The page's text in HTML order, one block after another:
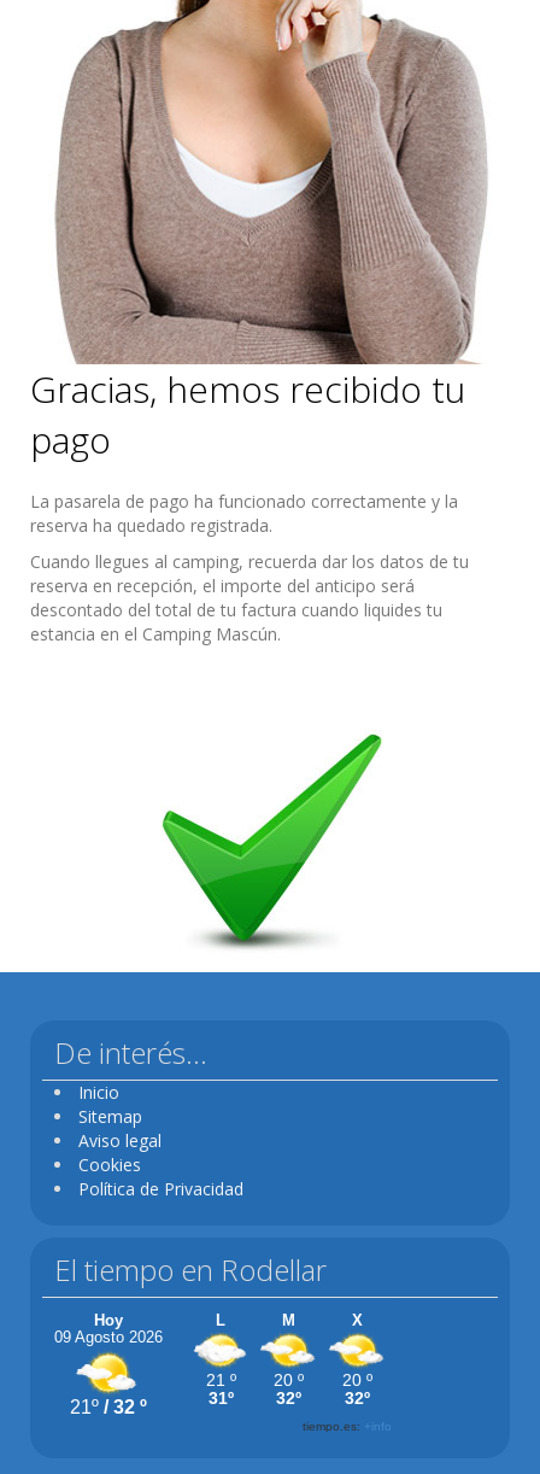
Gracias, hemos recibido tu
pago
La pasarela de pago ha funcionado correctamente y la
reserva ha quedado registrada.
Cuando llegues al camping, recuerda dar los datos de tu
reserva en recepción, el importe del anticipo será
descontado del total de tu factura cuando liquides tu
estancia en el Camping Mascún.
De interés...
Inicio
Sitemap
Aviso legal
Cookies
Política de Privacidad
El tiempo en Rodellar